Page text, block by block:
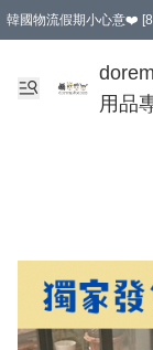
韓國物流假期小心意❤️ [8
新會員首張訂單滿$600
用品